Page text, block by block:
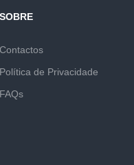
SOBRE
Contactos
Política de Privacidade
FAQs